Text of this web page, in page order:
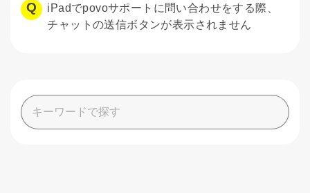
iPadでpovoサポートに問い合わせをする際、
チャットの送信ボタンが表示されません